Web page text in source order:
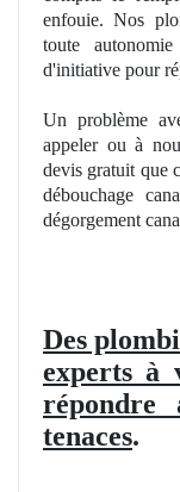
enfouie. Nos
toute
d'initiative pour
Un problème
appeler ou à
devis gratuit que
débouchage
dégorgement
Des
experts à
répondre
tenaces.